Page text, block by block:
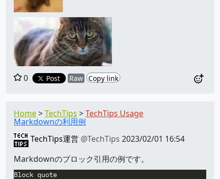
0 Post Raw Copy link
Home TechTips TechTips Usage
Markdownの利用例
TechTips運営 @TechTips 2023/02/01 16:54
Markdownのブロック引用の例です。